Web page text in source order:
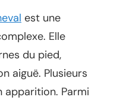
est une
Elle
du pied,
aiguë. Plusieurs
Parmi